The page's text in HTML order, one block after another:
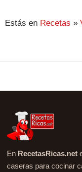
Estás en Recetas »
En RecetasRicas.net
caseras para cocinar